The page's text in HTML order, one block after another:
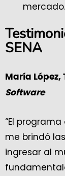
mercado.
SENA
María
Software
“El
me brindó
ingresar al